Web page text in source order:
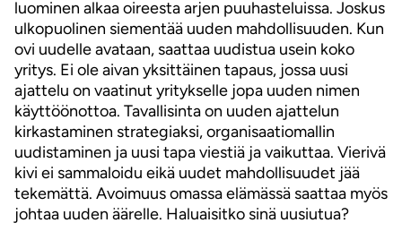
luominen alkaa oireesta arjen puuhasteluissa. Joskus
ulkopuolinen siementää uuden mahdollisuuden. Kun
ovi uudelle avataan, saattaa uudistua usein koko
yritys. Ei ole aivan yksittäinen tapaus, jossa uusi
ajattelu on vaatinut yritykselle jopa uuden nimen
käyttöönottoa. Tavallisinta on uuden ajattelun
kirkastaminen strategiaksi, organisaatiomallin
uudistaminen ja uusi tapa viestiä ja vaikuttaa. Vierivä
kivi ei sammaloidu eikä uudet mahdollisuudet jää
tekemättä. Avoimuus omassa elämässä saattaa myös
johtaa uuden äärelle. Haluaisitko sinä uusiutua?